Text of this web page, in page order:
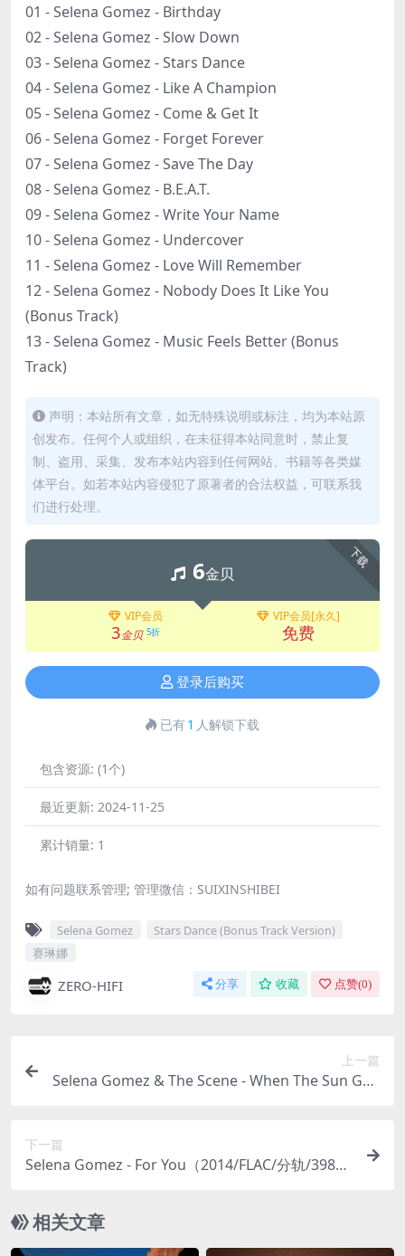
01 - Selena Gomez - Birthday
02 - Selena Gomez - Slow Down
03 - Selena Gomez - Stars Dance
04 - Selena Gomez - Like A Champion
05 - Selena Gomez - Come & Get It
06 - Selena Gomez - Forget Forever
07 - Selena Gomez - Save The Day
08 - Selena Gomez - B.E.A.T.
09 - Selena Gomez - Write Your Name
10 - Selena Gomez - Undercover
11 - Selena Gomez - Love Will Remember
12 - Selena Gomez - Nobody Does It Like You
(Bonus Track)
13 - Selena Gomez - Music Feels Better (Bonus
Track)
声明：本站所有文章，如无特殊说明或标注，均为本站原
创发布。任何个人或组织，在未征得本站同意时，禁止复
制、盗用、采集、发布本站内容到任何网站、书籍等各类媒
体平台。如若本站内容侵犯了原著者的合法权益，可联系我
们进行处理。
下载
6金贝
VIP会员
3金贝 5折
VIP会员[永久]
免费
登录后购买
已有1 人解锁下载
包含资源: (1个)
最近更新: 2024-11-25
累计销量: 1
如有问题联系管理; 管理微信：SUIXINSHIBEI
Selena Gomez
Stars Dance (Bonus Track Version)
赛琳娜
ZERO-HIFI 分享 收藏 点赞(0)
上一篇
Selena Gomez & The Scene - When The Sun Goe
下一篇
Selena Gomez - For You（2014/FLAC/分轨/398
相关文章